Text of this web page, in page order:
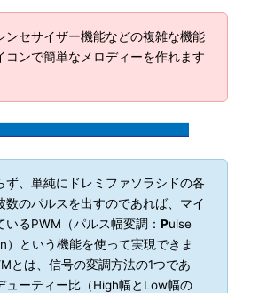
セサイザー機能などの複雑な機能
コンで簡単なメロディーを作れます
、単純にドレミファソラシドの各
数のパルスを出すのであれば、マイ
いるPWM（パルス幅変調： Pulse
）という機能を使って実現できま
とは、信号の変調方法の1つであ
ューティー比（High幅とLow幅の